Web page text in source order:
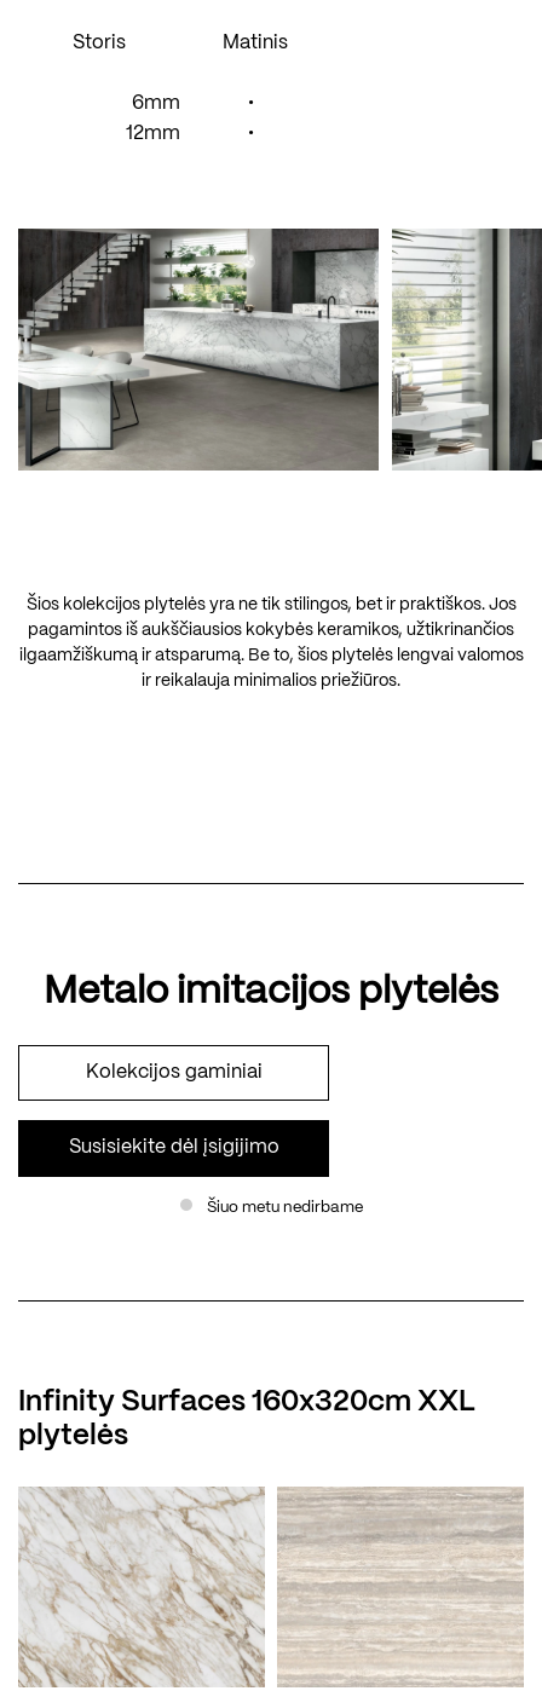
Storis Matinis
6mm
•
12mm
•
Šios kolekcijos plytelės yra ne tik stilingos, bet ir praktiškos. Jos
pagamintos iš aukščiausios kokybės keramikos, užtikrinančios
ilgaamžiškumą ir atsparumą. Be to, šios plytelės lengvai valomos
ir reikalauja minimalios priežiūros.
Metalo imitacijos plytelės
Kolekcijos gaminiai
Susisiekite dėl įsigijimo
Šiuo metu nedirbame
Infinity Surfaces 160x320cm XXL
plytelės